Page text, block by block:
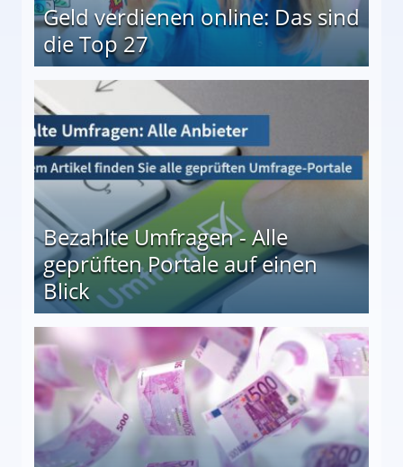
Geld verdienen online: Das sind
die Top 27
Bezahlte Umfragen - Alle
geprüften Portale auf einen
Blick
auf einen Blick